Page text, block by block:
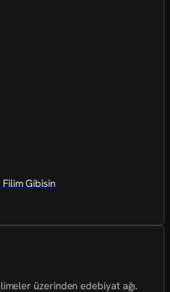
Filim Gibisin
üzerinden edebiyat ağı.